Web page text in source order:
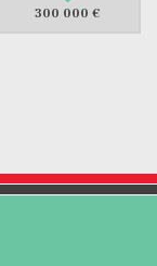
300 000 €